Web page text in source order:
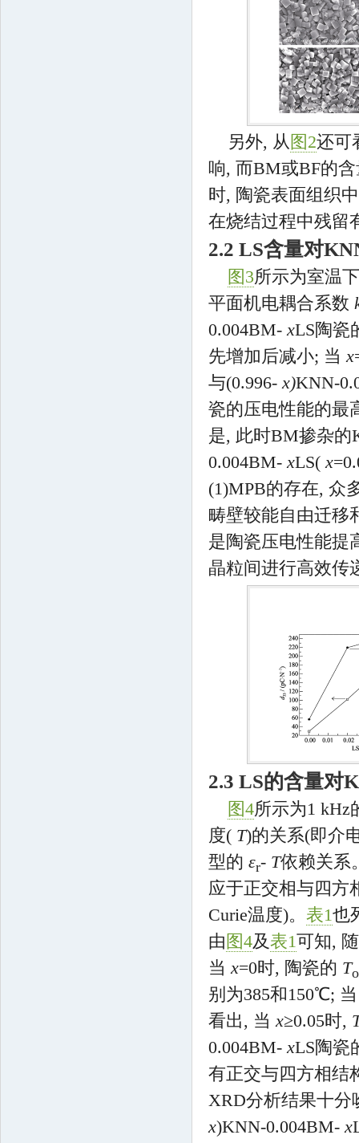
另外, 从 图2还可
响, 而BM或BF的
时, 陶瓷表面组织
在烧结过程中残留
2.2 LS含量对
图3所示为室温
平面机电耦合系数
0.004BM- xLS陶瓷
先增加后减小; 当 x
与(0.996- x)KNN-
瓷的压电性能的最
是, 此时BM掺杂的
0.004BM- xLS( x
(1)MPB的存在, 众
畴壁较能自由迁移
是陶瓷压电性能提
晶粒间进行高效传
2.3 LS的含量对
图4所示为1 kHz
度( T)的关系(即介
型的 εr- T依赖关系
应于正交相与四方
Curie温度)。 表1也
由 图4及表1可知,
当 x=0时, 陶瓷的 T
别为385和150℃; 当
看出, 当 x≥0.05时,
0.004BM- xLS陶瓷
有正交与四方相结
XRD分析结果十分
x)KNN-0.004BM- x